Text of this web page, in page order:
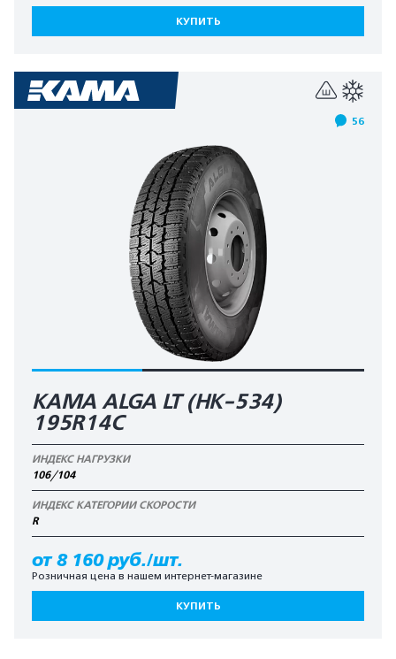
КУПИТЬ
56
KAMA ALGA LT (HK-534)
195R14C
ИНДЕКС НАГРУЗКИ
106/104
ИНДЕКС КАТЕГОРИИ СКОРОСТИ
R
от 8 160 руб./шт.
Розничная цена в нашем интернет-магазине
КУПИТЬ